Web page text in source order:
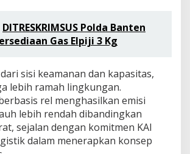
DITRESKRIMSUS Polda Banten
Gas Elpiji 3 Kg
sisi keamanan dan kapasitas,
lebih ramah lingkungan.
rel menghasilkan emisi
lebih rendah dibandingkan
sejalan dengan komitmen KAI
dalam menerapkan konsep